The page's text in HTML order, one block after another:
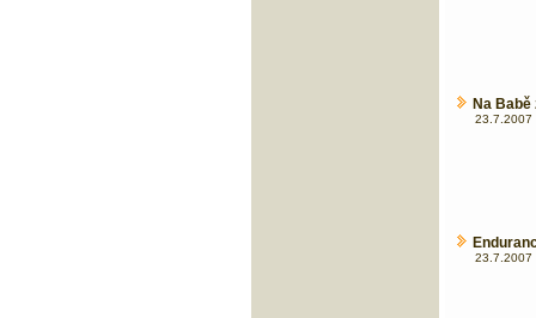
Na
23.7.2007
23.7.2007